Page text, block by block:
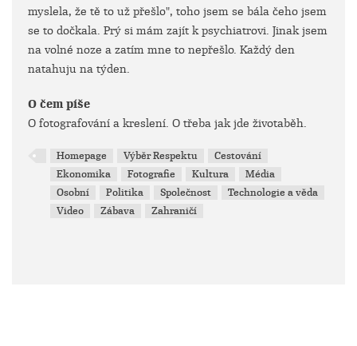
myslela, že tě to už přešlo", toho jsem se bála čeho jsem
se to dočkala. Prý si mám zajít k psychiatrovi. Jinak jsem
na volné noze a zatím mne to nepřešlo. Každý den
natahuju na týden.
O čem píše
O fotografování a kreslení. O třeba jak jde životaběh.
Homepage Výběr Respektu
Cestování
Ekonomika
Fotografie Kultura
Média
Osobní
Politika Společnost
Technologie a věda
Video
Zábava Zahraničí